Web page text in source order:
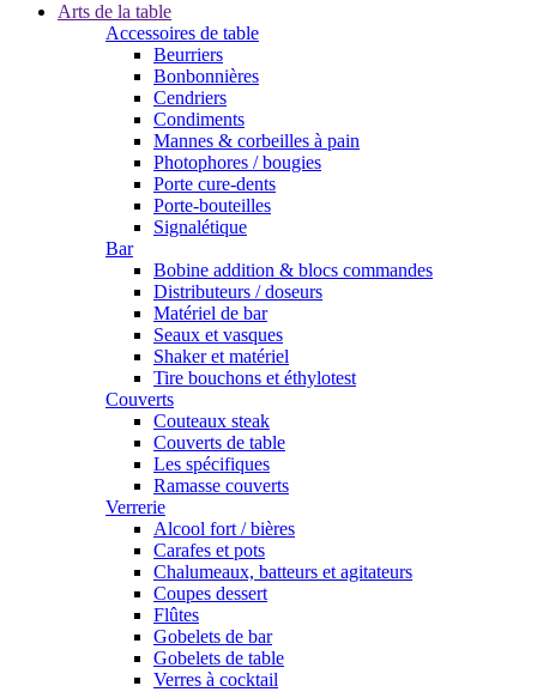
Arts de la table
Accessoires de table
Beurriers
Bonbonnières
Cendriers
Condiments
Mannes & corbeilles à pain
Photophores / bougies
Porte cure-dents
Porte-bouteilles
Signalétique
Bar
Bobine addition & blocs commandes
Distributeurs / doseurs
Matériel de bar
Seaux et vasques
Shaker et matériel
Tire bouchons et éthylotest
Couverts
Couteaux steak
Couverts de table
Les spécifiques
Ramasse couverts
Verrerie
Alcool fort / bières
Carafes et pots
Chalumeaux, batteurs et agitateurs
Coupes dessert
Flûtes
Gobelets de bar
Gobelets de table
Verres à cocktail